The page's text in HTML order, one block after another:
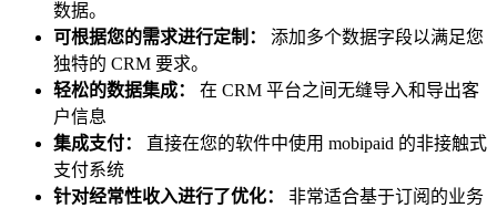
数据。
可根据您的需求进行定制：
添加多个数据字段以满足您
独特的 CRM 要求。
轻松的数据集成：
在 CRM 平台之间无缝导入和导出客
户信息
集成支付：
直接在您的软件中使用 mobipaid 的非接触式
支付系统
针对经常性收入进行了优化：
非常适合基于订阅的业务